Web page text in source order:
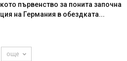
първенство за понита започна
на Германия в обездката...
още